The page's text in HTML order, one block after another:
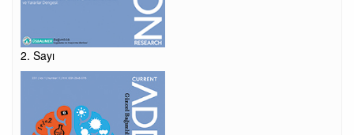
2. Sayı